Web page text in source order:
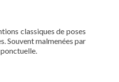
classiques de poses
Souvent malmenées par